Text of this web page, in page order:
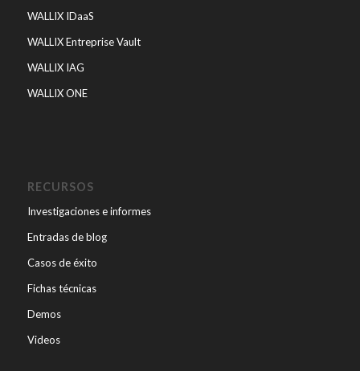
WALLIX IDaaS
WALLIX Entreprise Vault
WALLIX IAG
WALLIX ONE
RECURSOS
Investigaciones e informes
Entradas de blog
Casos de éxito
Fichas técnicas
Demos
Videos